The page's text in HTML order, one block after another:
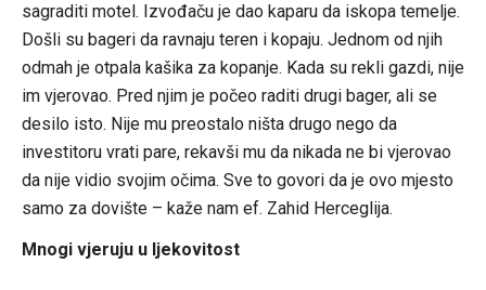
sagraditi motel. Izvođaču je dao kaparu da iskopa temelje.
Došli su bageri da ravnaju teren i kopaju. Jednom od njih
odmah je otpala kašika za kopanje. Kada su rekli gazdi, nije
im vjerovao. Pred njim je počeo raditi drugi bager, ali se
desilo isto. Nije mu preostalo ništa drugo nego da
investitoru vrati pare, rekavši mu da nikada ne bi vjerovao
da nije vidio svojim očima. Sve to govori da je ovo mjesto
samo za dovište – kaže nam ef. Zahid Herceglija.
Mnogi vjeruju u ljekovitost